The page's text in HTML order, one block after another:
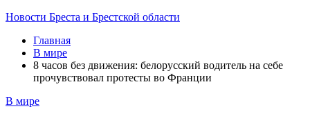
Новости Бреста и Брестской области
Главная
В мире
8 часов без движения: белорусский водитель на себе
прочувствовал протесты во Франции
В мире